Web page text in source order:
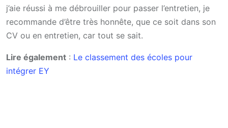
j’aie réussi à me débrouiller pour passer l’entretien, je
recommande d’être très honnête, que ce soit dans son
CV ou en entretien, car tout se sait.
Lire également : Le classement des écoles pour
intégrer EY